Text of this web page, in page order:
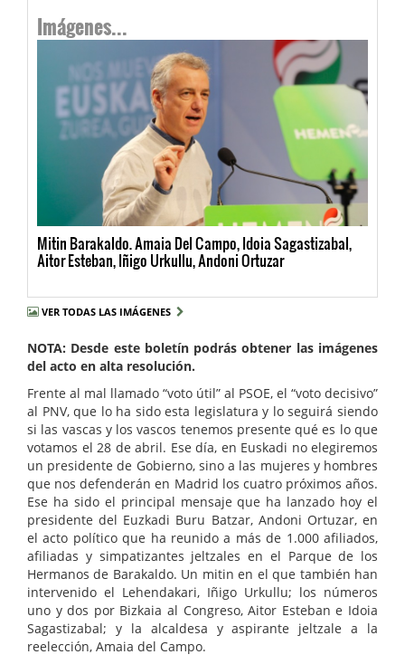
Imágenes...
Mitin Barakaldo. Amaia Del Campo, Idoia Sagastizabal,
Aitor Esteban, Iñigo Urkullu, Andoni Ortuzar
VER TODAS LAS IMÁGENES
NOTA: Desde este boletín podrás obtener las imágenes
del acto en alta resolución.
Frente al mal llamado “voto útil” al PSOE, el “voto decisivo”
al PNV, que lo ha sido esta legislatura y lo seguirá siendo
si las vascas y los vascos tenemos presente qué es lo que
votamos el 28 de abril. Ese día, en Euskadi no elegiremos
un presidente de Gobierno, sino a las mujeres y hombres
que nos defenderán en Madrid los cuatro próximos años.
Ese ha sido el principal mensaje que ha lanzado hoy el
presidente del Euzkadi Buru Batzar, Andoni Ortuzar, en
el acto político que ha reunido a más de 1.000 afiliados,
afiliadas y simpatizantes jeltzales en el Parque de los
Hermanos de Barakaldo. Un mitin en el que también han
intervenido el Lehendakari, Iñigo Urkullu; los números
uno y dos por Bizkaia al Congreso, Aitor Esteban e Idoia
Sagastizabal; y la alcaldesa y aspirante jeltzale a la
reelección, Amaia del Campo.